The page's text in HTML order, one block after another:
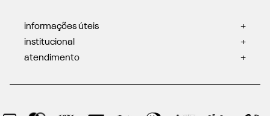
informações úteis
+
institucional
+
atendimento
+